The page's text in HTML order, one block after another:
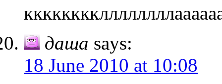
даша says:
18 June 2010 at 10:08